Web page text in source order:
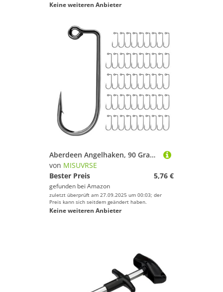
Keine weiteren Anbieter
Aberdeen Angelhaken, 90 Grad, langer Schaft, Karbonstahl, V-gebogen, Barbaren-Haken, 50 Stück
von MISUVRSE
Bester Preis
5,76 €
gefunden bei Amazon
zuletzt überprüft am 27.09.2025 um 00:03; der
Preis kann sich seitdem geändert haben.
Keine weiteren Anbieter